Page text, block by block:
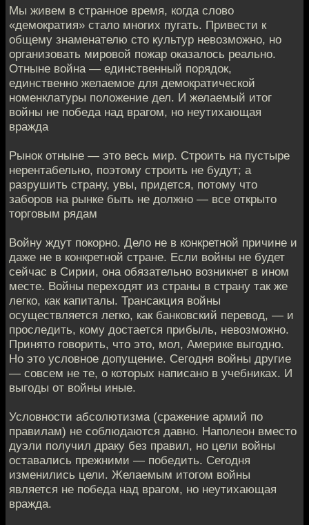
Мы живем в странное время, когда слово
«демократия» стало многих пугать. Привести к
общему знаменателю сто культур невозможно, но
организовать мировой пожар оказалось реально.
Отныне война — единственный порядок,
единственно желаемое для демократической
номенклатуры положение дел. И желаемый итог
войны не победа над врагом, но неутихающая
вражда
Рынок отныне — это весь мир. Строить на пустыре
нерентабельно, поэтому строить не будут; а
разрушить страну, увы, придется, потому что
заборов на рынке быть не должно — все открыто
торговым рядам
Войну ждут покорно. Дело не в конкретной причине и
даже не в конкретной стране. Если войны не будет
сейчас в Сирии, она обязательно возникнет в ином
месте. Войны переходят из страны в страну так же
легко, как капиталы. Трансакция войны
осуществляется легко, как банковский перевод, — и
проследить, кому достается прибыль, невозможно.
Принято говорить, что это, мол, Америке выгодно.
Но это условное допущение. Сегодня войны другие
— совсем не те, о которых написано в учебниках. И
выгоды от войны иные.
Условности абсолютизма (сражение армий по
правилам) не соблюдаются давно. Наполеон вместо
дуэли получил драку без правил, но цели войны
оставались прежними — победить. Сегодня
изменились цели. Желаемым итогом войны
является не победа над врагом, но неутихающая
вражда.